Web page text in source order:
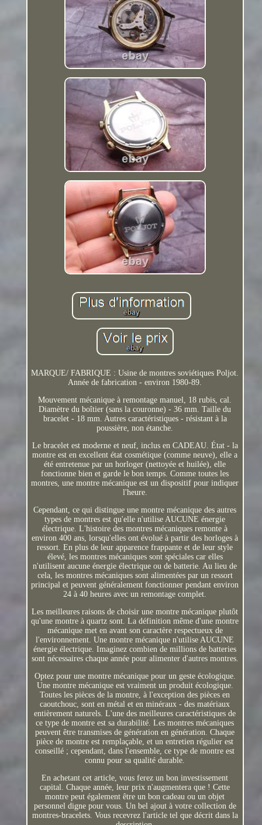
MARQUE/ FABRIQUE : Usine de montres soviétiques Poljot.
Année de fabrication - environ 1980-89.
Mouvement mécanique à remontage manuel, 18 rubis, cal.
Diamètre du boîtier (sans la couronne) - 36 mm. Taille du
bracelet - 18 mm. Autres caractéristiques - résistant à la
poussière, non étanche.
Le bracelet est moderne et neuf, inclus en CADEAU. État - la
montre est en excellent état cosmétique (comme neuve), elle a
été entretenue par un horloger (nettoyée et huilée), elle
fonctionne bien et garde le bon temps. Comme toutes les
montres, une montre mécanique est un dispositif pour indiquer
l'heure.
Cependant, ce qui distingue une montre mécanique des autres
types de montres est qu'elle n'utilise AUCUNE énergie
électrique. L'histoire des montres mécaniques remonte à
environ 400 ans, lorsqu'elles ont évolué à partir des horloges à
ressort. En plus de leur apparence frappante et de leur style
élevé, les montres mécaniques sont spéciales car elles
n'utilisent aucune énergie électrique ou de batterie. Au lieu de
cela, les montres mécaniques sont alimentées par un ressort
principal et peuvent généralement fonctionner pendant environ
24 à 40 heures avec un remontage complet.
Les meilleures raisons de choisir une montre mécanique plutôt
qu'une montre à quartz sont. La définition même d'une montre
mécanique met en avant son caractère respectueux de
l'environnement. Une montre mécanique n'utilise AUCUNE
énergie électrique. Imaginez combien de millions de batteries
sont nécessaires chaque année pour alimenter d'autres montres.
Optez pour une montre mécanique pour un geste écologique.
Une montre mécanique est vraiment un produit écologique.
Toutes les pièces de la montre, à l'exception des pièces en
caoutchouc, sont en métal et en minéraux - des matériaux
entièrement naturels. L'une des meilleures caractéristiques de
ce type de montre est sa durabilité. Les montres mécaniques
peuvent être transmises de génération en génération. Chaque
pièce de montre est remplaçable, et un entretien régulier est
conseillé ; cependant, dans l'ensemble, ce type de montre est
connu pour sa qualité durable.
En achetant cet article, vous ferez un bon investissement
capital. Chaque année, leur prix n'augmentera que ! Cette
montre peut également être un bon cadeau ou un objet
personnel digne pour vous. Un bel ajout à votre collection de
montres-bracelets. Vous recevrez l'article tel que décrit dans la